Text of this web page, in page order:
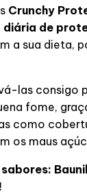
Crunchy
diária de
a sua dieta,
las consigo
fome,
como
os maus